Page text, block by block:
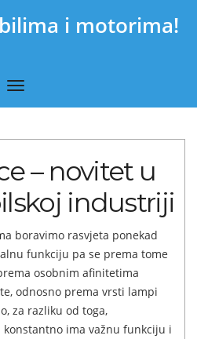
i motorima!
– novitet u
industriji
boravimo rasvjeta ponekad
funkciju pa se prema tome
osobnim afinitetima
odnosno prema vrsti lampi
za razliku od toga,
ima važnu funkciju i